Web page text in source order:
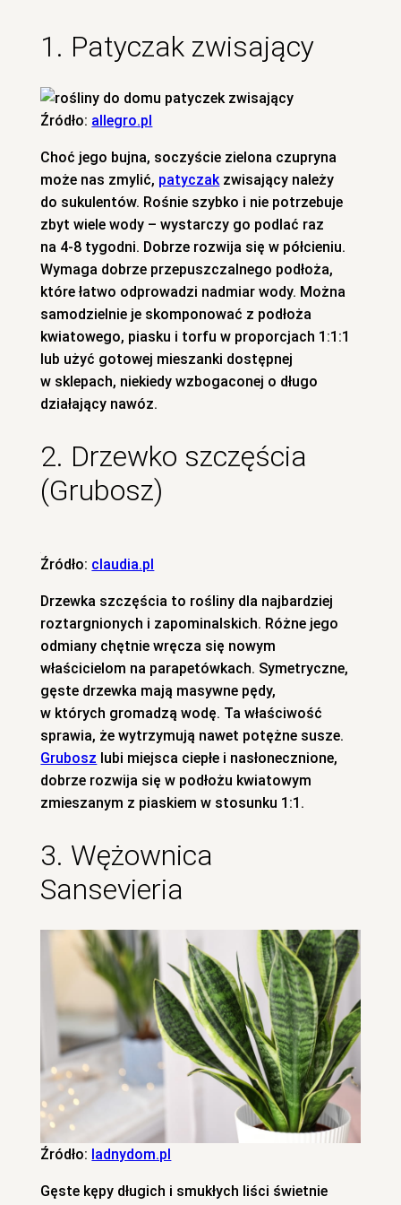
1. Patyczak zwisający
Źródło: allegro.pl
Choć jego bujna, soczyście zielona czupryna
może nas zmylić, patyczakzwisający należy
do sukulentów. Rośnie szybko i nie potrzebuje
zbyt wiele wody – wystarczy go podlać raz
na 4-8 tygodni. Dobrze rozwija się w półcieniu.
Wymaga dobrze przepuszczalnego podłoża,
które łatwo odprowadzi nadmiar wody. Można
samodzielnie je skomponować z podłoża
kwiatowego, piasku i torfu w proporcjach 1:1:1
lub użyć gotowej mieszanki dostępnej
w sklepach, niekiedy wzbogaconej o długo
działający nawóz.
2. Drzewko szczęścia
(Grubosz)
Źródło: claudia.pl
Drzewka szczęścia to rośliny dla najbardziej
roztargnionych i zapominalskich. Różne jego
odmiany chętnie wręcza się nowym
właścicielom na parapetówkach. Symetryczne,
gęste drzewka mają masywne pędy,
w których gromadzą wodę. Ta właściwość
sprawia, że wytrzymują nawet potężne susze.
Grubosz lubi miejsca ciepłe i nasłonecznione,
dobrze rozwija się w podłożu kwiatowym
zmieszanym z piaskiem w stosunku 1:1.
3. Wężownica
Sansevieria
Źródło: ladnydom.pl
Gęste kępy długich i smukłych liści świetnie